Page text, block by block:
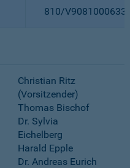
810/
Christian Ritz
(Vorsitzender)
Thomas Bischof
Dr. Sylvia
Eichelberg
Harald Epple
Dr. Andreas Eurich